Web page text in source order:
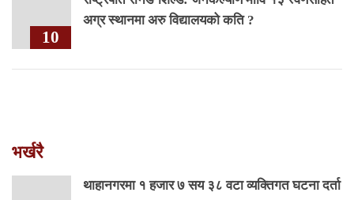
10
अग्र स्थानमा अरु विद्यालयको कति ?
भर्खरै
थाहानगरमा १ हजार ७ सय ३८ वटा व्यक्तिगत घटना दर्ता